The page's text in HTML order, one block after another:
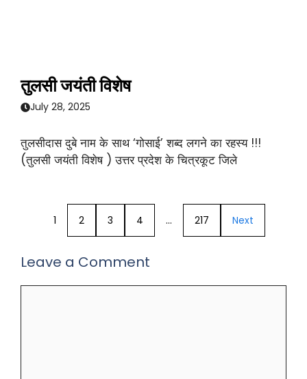
तुलसी जयंती विशेष
July 28, 2025
तुलसीदास दुबे नाम के साथ ‘गोसाई’ शब्द लगने का रहस्य !!!
(तुलसी जयंती विशेष ) उत्तर प्रदेश के चित्रकूट जिले
1 2 3 4 … 217 Next
Leave a Comment